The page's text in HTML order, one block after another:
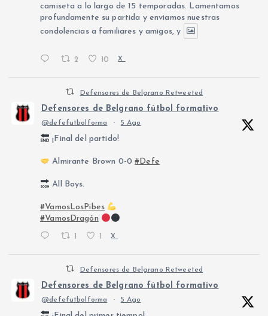
camiseta a lo largo de 15 temporadas. Lamentamos
profundamente su partida y enviamos nuestras
condolencias a familiares y amigos, y
2 10 X
Defensores de Belgrano Retweeted
Defensores de Belgrano fútbol formativo
@defefutbolforma · 5 Ago
¡Final del partido!
Almirante Brown 0-0#Defe
All Boys.
#VamosLosPibes
#VamosDragón
X
Defensores de Belgrano Retweeted
Defensores de Belgrano fútbol formativo
@defefutbolforma · 5 Ago